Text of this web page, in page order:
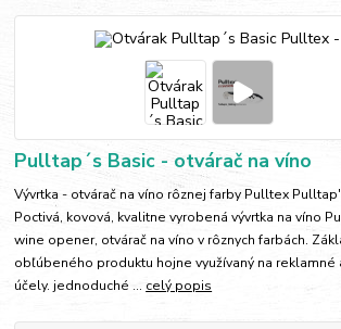
Pulltap´s Basic - otvárač na víno
Vývrtka - otvárač na víno rôznej farby Pulltex
Poctivá, kovová, kvalitne vyrobená vývrtka na víno
wine opener, otvárač na víno v rôznych farbách.
obľúbeného produktu hojne využívaný na reklamné
účely. jednoduché ... celý popis